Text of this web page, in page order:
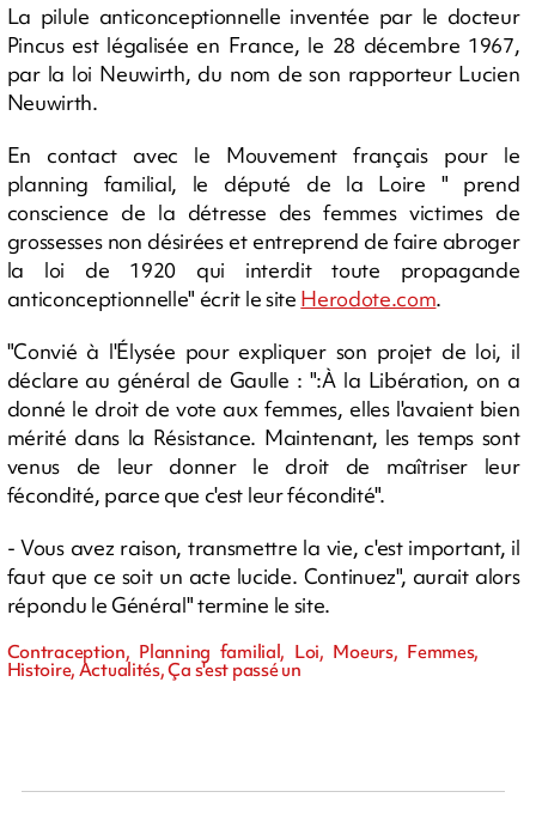
La pilule anticonceptionnelle inventée par le docteur
Pincus est légalisée en France, le 28 décembre 1967,
par la loi Neuwirth, du nom de son rapporteur Lucien
Neuwirth.
En contact avec le Mouvement français pour le
planning familial, le député de la Loire " prend
conscience de la détresse des femmes victimes de
grossesses non désirées et entreprend de faire abroger
la loi de 1920 qui interdit toute propagande
anticonceptionnelle" écrit le site Herodote.com.
"Convié à l'Élysée pour expliquer son projet de loi, il
déclare au général de Gaulle : ":À la Libération, on a
donné le droit de vote aux femmes, elles l'avaient bien
mérité dans la Résistance. Maintenant, les temps sont
venus de leur donner le droit de maîtriser leur
fécondité, parce que c'est leur fécondité".
- Vous avez raison, transmettre la vie, c'est important, il
faut que ce soit un acte lucide. Continuez", aurait alors
répondu le Général" termine le site.
Contraception, Planning familial, Loi, Moeurs, Femmes,
Histoire, Actualités, Ça s'est passé un